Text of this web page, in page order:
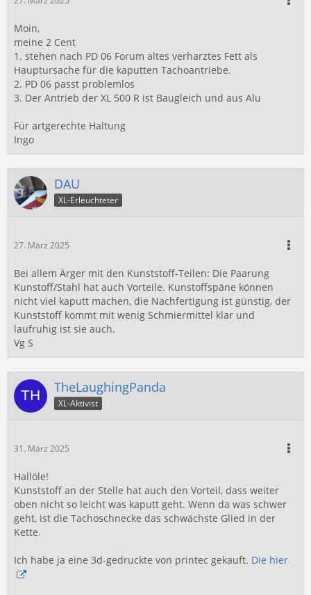
Moin,
meine 2 Cent
1. stehen nach PD 06 Forum altes verharztes Fett als
Hauptursache für die kaputten Tachoantriebe.
2. PD 06 passt problemlos
3. Der Antrieb der XL 500 R ist Baugleich und aus Alu
Für artgerechte Haltung
Ingo
DAU
XL-Erleuchteter
27. März 2025
Bei allem Ärger mit den Kunststoff-Teilen: Die Paarung
Kunstoff/Stahl hat auch Vorteile. Kunstoffspäne können
nicht viel kaputt machen, die Nachfertigung ist günstig, der
Kunststoff kommt mit wenig Schmiermittel klar und
laufruhig ist sie auch.
Vg S
TheLaughingPanda
XL-Aktivist
31. März 2025
Hallöle!
Kunststoff an der Stelle hat auch den Vorteil, dass weiter
oben nicht so leicht was kaputt geht. Wenn da was schwer
geht, ist die Tachoschnecke das schwächste Glied in der
Kette.
Ich habe ja eine 3d-gedruckte von printec gekauft. Die hier